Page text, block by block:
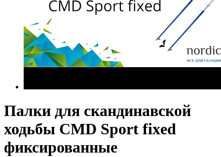
Палки для скандинавской
ходьбы CMD Sport fixed
фиксированные